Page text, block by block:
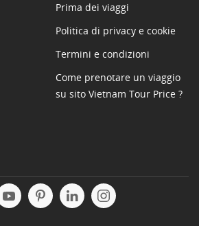
Prima dei viaggi
Politica di privacy e cookie
Termini e condizioni
Come prenotare un viaggio
su sito Vietnam Tour Price ?